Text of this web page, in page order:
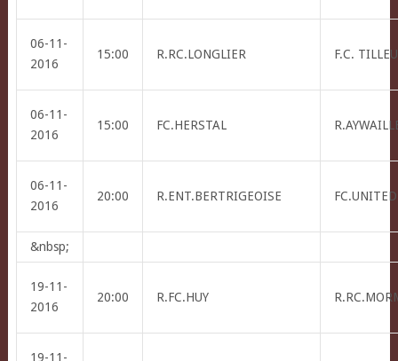
06-11-
2016
15:00 R.RC.LONGLIER F.C.
06-11-
2016
15:00 FC.HERSTAL
06-11-
2016
20:00 R.ENT.BERTRIGEOISE
&nbsp;
19-11-
2016
20:00 R.FC.HUY
19-11-